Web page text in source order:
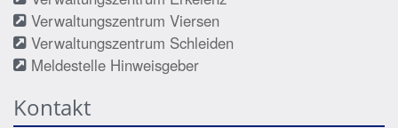
Verwaltungszentrum Viersen
Verwaltungszentrum Schleiden
Meldestelle Hinweisgeber
Kontakt